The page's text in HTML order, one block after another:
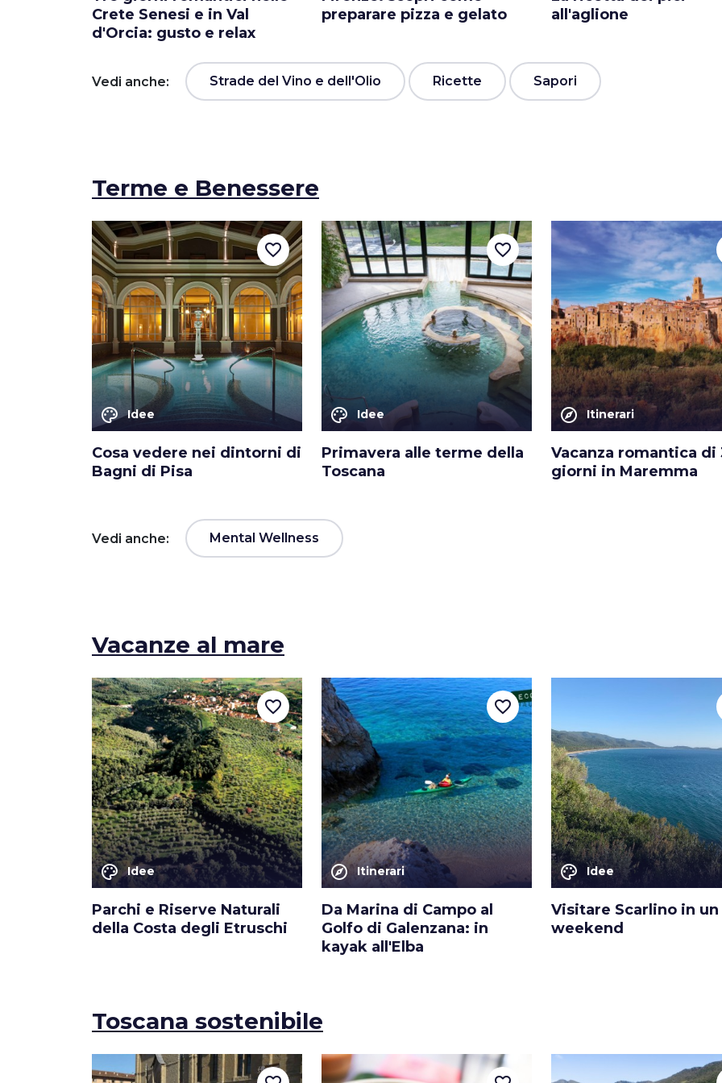
Crete Senesi e in Val
d'Orcia: gusto e relax
preparare pizza e gelato
all'aglione
Vedi anche: Strade del Vino e dell'Olio Ricette Sapori
Terme e Benessere
palette Idee
Cosa vedere nei dintorni di
Bagni di Pisa
favorite_border
palette Idee
Primavera alle terme della
Toscana
favorite_border
explore Itinerari
Vacanza romantica di
giorni in Maremma
Vedi anche: Mental Wellness
Vacanze al mare
palette Idee
Parchi e Riserve Naturali
della Costa degli Etruschi
favorite_border
explore Itinerari
Da Marina di Campo al
Golfo di Galenzana: in
kayak all'Elba
favorite_border
palette Idee
Visitare Scarlino in un
weekend
Toscana sostenibile